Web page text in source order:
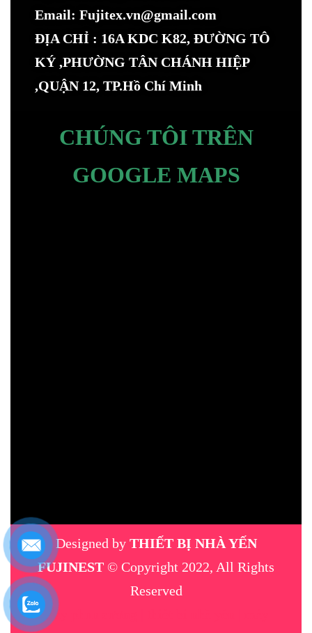
Email: Fujitex.vn@gmail.com
ĐỊA CHỈ : 16A KDC K82, ĐƯỜNG TÔ
KÝ ,PHƯỜNG TÂN CHÁNH HIỆP
,QUẬN 12, TP.Hồ Chí Minh
CHÚNG TÔI TRÊN
GOOGLE MAPS
Designed by THIẾT BỊ NHÀ YẾN
FUJINEST © Copyright 2022, All Rights
Reserved
máy phun sương